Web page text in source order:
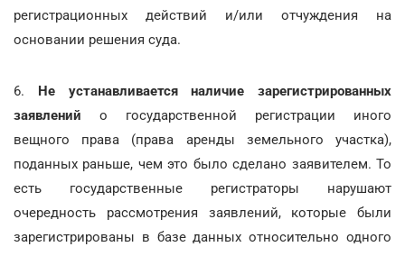
регистрационных действий и/или отчуждения на
основании решения суда.
6. Не устанавливается наличие зарегистрированных
заявлений о государственной регистрации иного
вещного права (права аренды земельного участка),
поданных раньше, чем это было сделано заявителем. То
есть государственные регистраторы нарушают
очередность рассмотрения заявлений, которые были
зарегистрированы в базе данных относительно одного